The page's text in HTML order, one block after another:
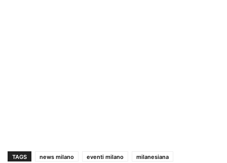
TAGS news milano eventi milano
milanesiana